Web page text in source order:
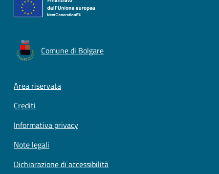
Comune di Bolgare
Footer menu
Area riservata
Crediti
Informativa privacy
Note legali
Dichiarazione di accessibilità